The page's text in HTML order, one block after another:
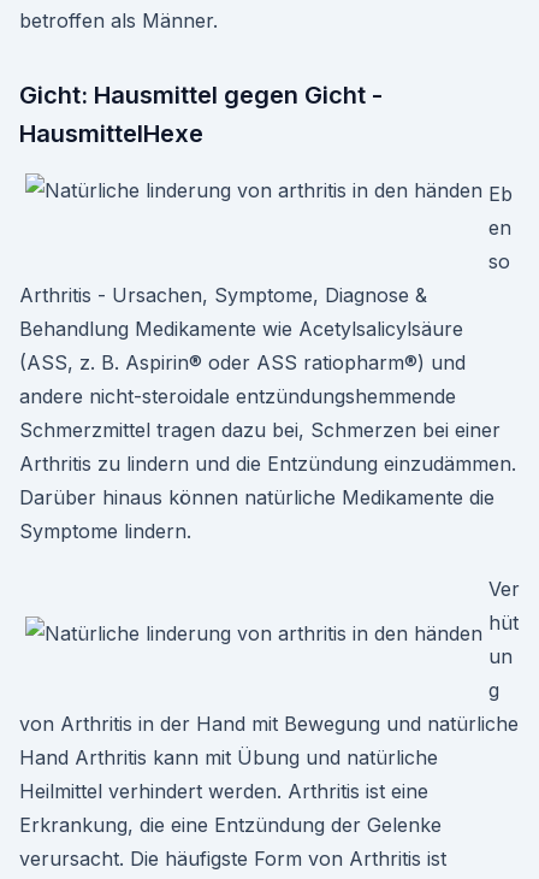
betroffen als Männer.
Gicht: Hausmittel gegen Gicht -
HausmittelHexe
Eb
en
so
Arthritis - Ursachen, Symptome, Diagnose &
Behandlung Medikamente wie Acetylsalicylsäure
(ASS, z. B. Aspirin® oder ASS ratiopharm®) und
andere nicht-steroidale entzündungshemmende
Schmerzmittel tragen dazu bei, Schmerzen bei einer
Arthritis zu lindern und die Entzündung einzudämmen.
Darüber hinaus können natürliche Medikamente die
Symptome lindern.
Ver
hüt
un
g
von Arthritis in der Hand mit Bewegung und natürliche
Hand Arthritis kann mit Übung und natürliche
Heilmittel verhindert werden. Arthritis ist eine
Erkrankung, die eine Entzündung der Gelenke
verursacht. Die häufigste Form von Arthritis ist